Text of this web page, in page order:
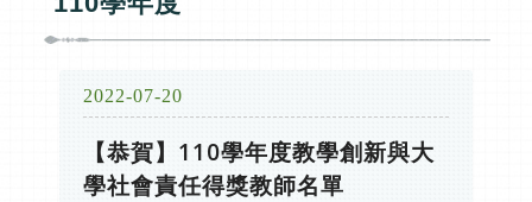
2022-07-20
【恭賀】110學年度教學創新與大
學社會責任得獎教師名單